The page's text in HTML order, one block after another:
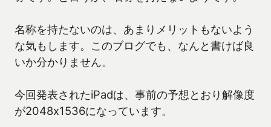
名称を持たないのは、あまりメリットもないよう
な気もします。このブログでも、なんと書けば良
いか分かりません。
今回発表されたiPadは、事前の予想とおり解像度
が2048x1536になっています。